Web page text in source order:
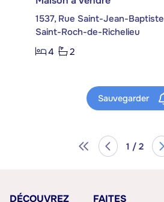
1537, Rue Saint-Jean-Baptiste
Saint-Roch-de-Richelieu
4
2
Sauvegarder
1 / 2
DÉCOUVREZ
FAITES